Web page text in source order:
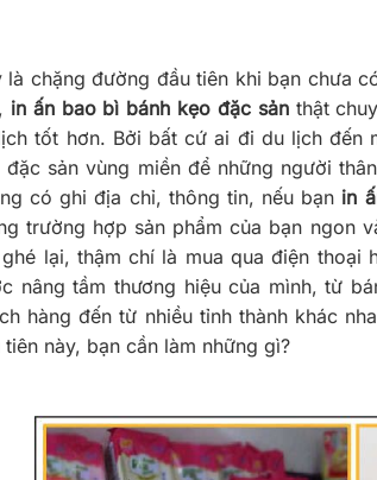
là chặng đường đầu tiên khi bạn chưa
in ấn bao bì bánh kẹo đặc sản thật
tốt hơn. Bởi bất cứ ai đi du lịch đến
đặc sản vùng miền để những người
có ghi địa chỉ, thông tin, nếu bạn in
trường hợp sản phẩm của bạn ngon
lại, thậm chí là mua qua điện thoại
nâng tầm thương hiệu của mình, từ
hàng đến từ nhiều tỉnh thành khác
tiên này, bạn cần làm những gì?